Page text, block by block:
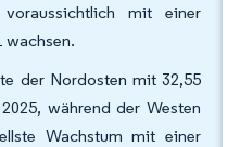
mit einer
wachsen.
der Nordosten mit 32,55
während der Westen
Wachstum mit einer